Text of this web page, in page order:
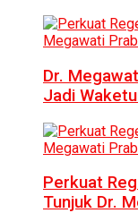
Dr.
Jadi
Perkuat
Tunjuk Dr.